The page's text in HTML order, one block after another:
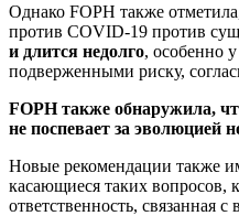
Однако FOPH также
против COVID-19 против
и длится недолго, особенно
подверженными риску,
FOPH также обнаружила,
не поспевает за
Новые рекомендации также
касающиеся таких вопросов,
ответственность, связанная